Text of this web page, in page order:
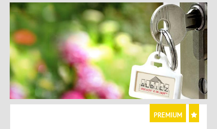
PREMIUM